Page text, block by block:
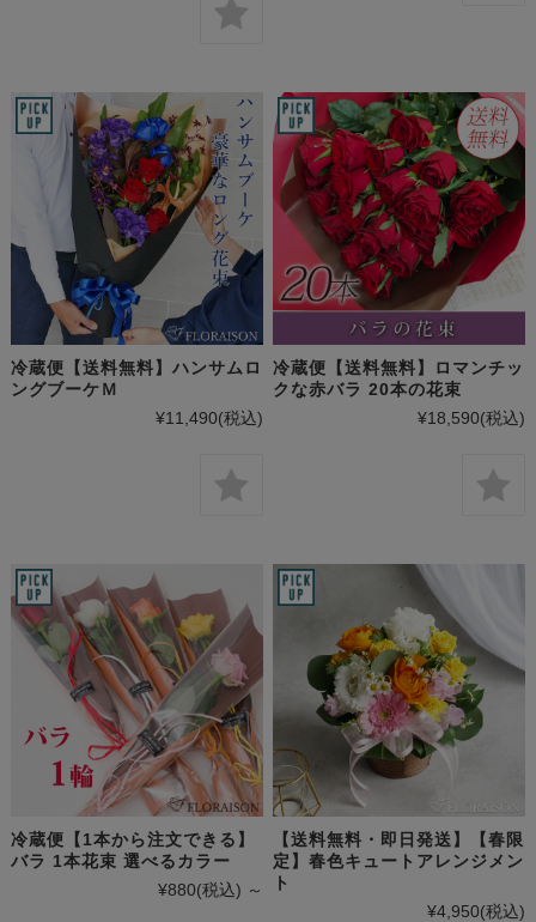
冷蔵便【送料無料】ハンサムロ
ングブーケＭ
¥11,490(税込)
冷蔵便【送料無料】ロマンチッ
クな赤バラ 20本の花束
¥18,590(税込)
冷蔵便【1本から注文できる】
バラ 1本花束 選べるカラー
¥880(税込) ～
【送料無料・即日発送】【春限
定】春色キュートアレンジメン
ト
¥4,950(税込)